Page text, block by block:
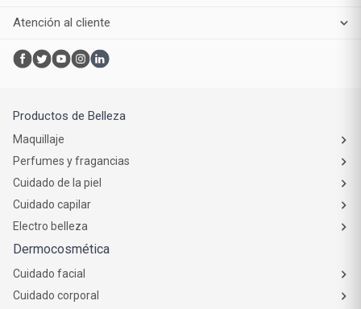
Atención al cliente
Productos de Belleza
Maquillaje
Perfumes y fragancias
Cuidado de la piel
Cuidado capilar
Electro belleza
Dermocosmética
Cuidado facial
Cuidado corporal